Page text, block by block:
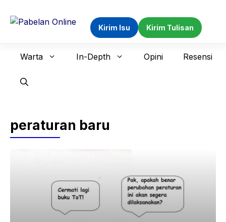
Kirim Isu Kirim Tulisan
Warta In-Depth Opini Resensi
peraturan baru